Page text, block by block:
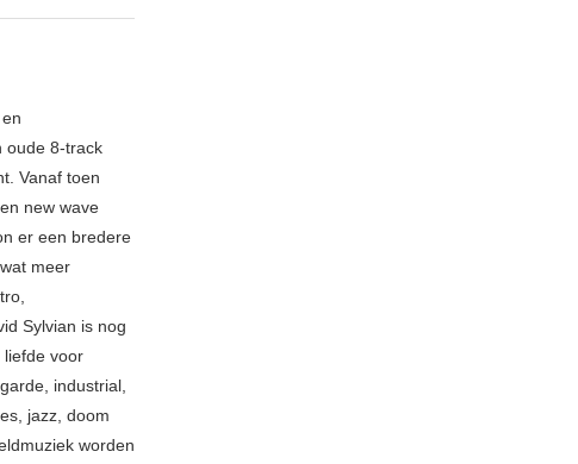
oude 8-track
Vanaf toen
new wave
er een bredere
meer
Sylvian is nog
liefde voor
industrial,
jazz, doom
worden